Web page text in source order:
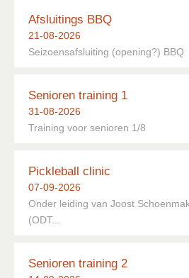
Lid Worden
Sponsoring
Afsluitings BBQ
21-08-2026
Seizoensafsluiting (opening?) BBQ
Senioren training 1
31-08-2026
Training voor senioren 1/8
Pickleball clinic
07-09-2026
Onder leiding van Joost
(ODT...
Senioren training 2